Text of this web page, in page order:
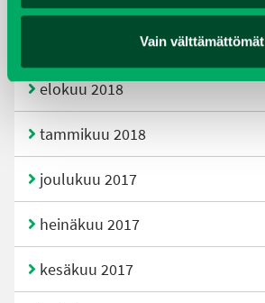
Vain välttämättömät
helmikuu 2019
elokuu 2018
tammikuu 2018
joulukuu 2017
heinäkuu 2017
kesäkuu 2017